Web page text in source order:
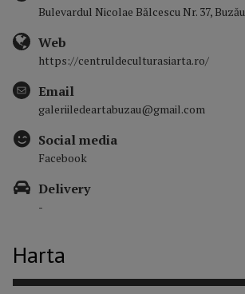
Bulevardul Nicolae Bălcescu Nr. 37, Buzău
Web
https://centruldeculturasiarta.ro/
Email
galeriiledeartabuzau@gmail.com
Social media
Facebook
Delivery
-
Harta